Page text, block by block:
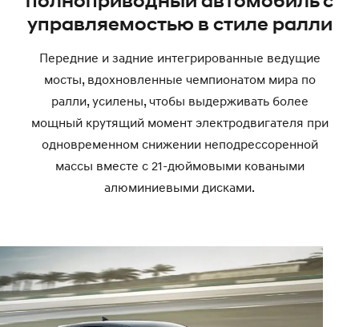
управляемостью в стиле ралли
Передние и задние интегрированные ведущие
мосты, вдохновленные чемпионатом мира по
ралли, усилены, чтобы выдерживать более
мощный крутящий момент электродвигателя при
одновременном снижении неподрессоренной
массы вместе с 21-дюймовыми коваными
алюминиевыми дисками.